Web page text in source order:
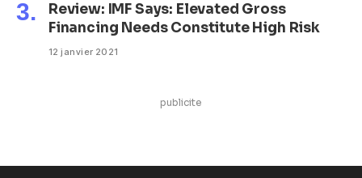
Review: IMF Says: Elevated Gross
Financing Needs Constitute High Risk
12 janvier 2021
publicite